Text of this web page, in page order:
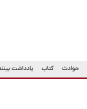
حوادث کتاب یادداشت